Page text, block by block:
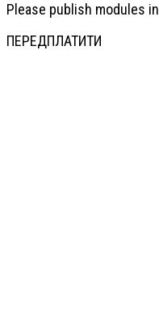
Please publish modules in
ПЕРЕДПЛАТИТИ